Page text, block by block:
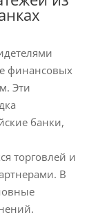
финансовых
Эти
банки,
торговлей и
В